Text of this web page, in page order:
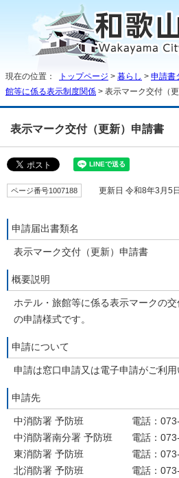
現在の位置： トップページ > 暮らし > 申請書
館等に係る表示制度関係 > 表示マーク交付（
表示マーク交付（更新）申請書
ページ番号1007188 更新日 令和8年3月5日
申請届出書類名
表示マーク交付（更新）申請書
概要説明
ホテル・旅館等に係る表示マークの
の申請様式です。
申請について
申請は窓口申請又は電子申請がご利用
申請先
中消防署 予防班 電話：073-
中消防署南分署 予防班 電話：
東消防署 予防班 電話：073-
北消防署 予防班 電話：073-